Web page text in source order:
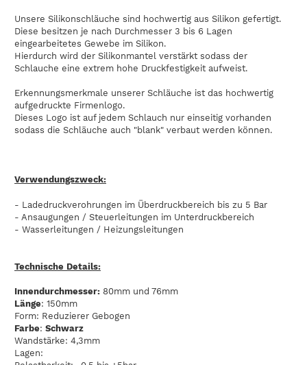
Unsere Silikonschläuche sind hochwertig aus Silikon gefertigt.
Diese besitzen je nach Durchmesser 3 bis 6 Lagen
eingearbeitetes Gewebe im Silikon.
Hierdurch wird der Silikonmantel verstärkt sodass der
Schlauche eine extrem hohe Druckfestigkeit aufweist.
Erkennungsmerkmale unserer Schläuche ist das hochwertig
aufgedruckte Firmenlogo.
Dieses Logo ist auf jedem Schlauch nur einseitig vorhanden
sodass die Schläuche auch "blank" verbaut werden können.
Verwendungszweck:
- Ladedruckverohrungen im Überdruckbereich bis zu 5 Bar
- Ansaugungen / Steuerleitungen im Unterdruckbereich
- Wasserleitungen / Heizungsleitungen
Technische Details:
Innendurchmesser: 80mm und 76mm
Länge: 150mm
Form: Reduzierer Gebogen
Farbe: Schwarz
Wandstärke: 4,3mm
Lagen: